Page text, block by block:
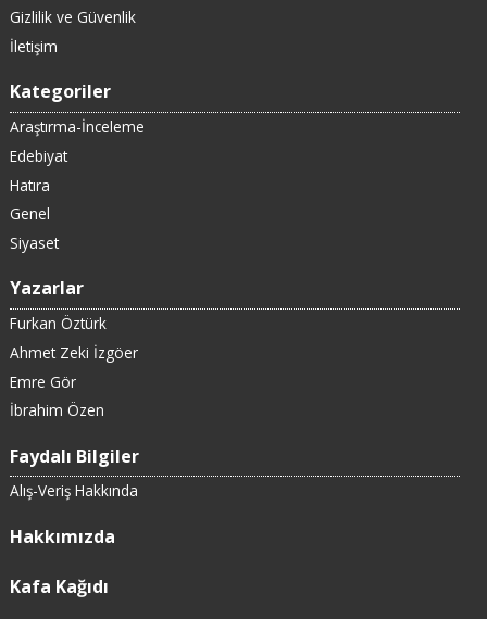
Gizlilik ve Güvenlik
İletişim
Kategoriler
Araştırma-İnceleme
Edebiyat
Hatıra
Genel
Siyaset
Yazarlar
Furkan Öztürk
Ahmet Zeki İzgöer
Emre Gör
İbrahim Özen
Faydalı Bilgiler
Alış-Veriş Hakkında
Hakkımızda
Kafa Kağıdı